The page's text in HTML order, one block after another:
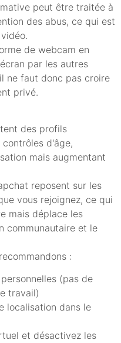
peut être traitée à
des abus, ce qui est
de webcam en
par les autres
ne faut donc pas croire
privé.
des profils
d'âge,
mais augmentant
reposent sur les
vous rejoignez, ce qui
mais déplace les
communautaire et le
:
(pas de
travail)
localisation dans le
et désactivez les